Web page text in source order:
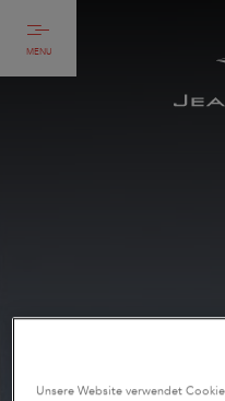
MENU
Unsere Website verwendet